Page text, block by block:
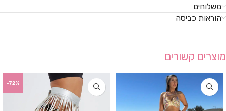
משלוחים
הוראות כביסה
מוצרים קשורים
-72%